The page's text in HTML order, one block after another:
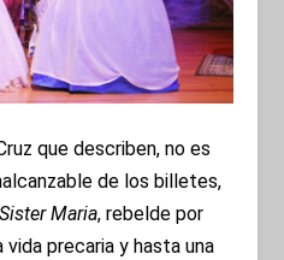
que describen, no es
de los billetes,
Sister Maria, rebelde por
vida precaria y hasta una